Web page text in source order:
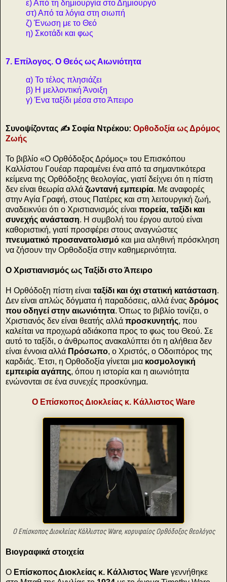
ε) Από τη δημιουργία στο Δημιουργό
στ) Από τα λόγια στη σιωπή
ζ) Ένωση με το Θεό
η) Σκοτάδι και φως
7. Επίλογος. Ο Θεός ως Αιωνιότητα
α) Το τέλος πλησιάζει
β) Η μελλοντική Άνοιξη
γ) Ένα ταξίδι μέσα στο Άπειρο
Συνοψίζοντας ✍️ Σοφία Ντρέκου: Ορθοδοξία ως Δρόμος
Ζωής
Το βιβλίο «Ο Ορθόδοξος Δρόμος» του Επισκόπου
Καλλίστου Γουέαρ παραμένει ένα από τα σημαντικότερα
κείμενα της Ορθόδοξης θεολογίας, γιατί δείχνει ότι η πίστη
δεν είναι θεωρία αλλά ζωντανή εμπειρία. Με αναφορές
στην Αγία Γραφή, στους Πατέρες και στη λειτουργική ζωή,
αναδεικνύει ότι ο Χριστιανισμός είναι πορεία, ταξίδι και
συνεχής ανάσταση. Η συμβολή του έργου αυτού είναι
καθοριστική, γιατί προσφέρει στους αναγνώστες
πνευματικό προσανατολισμό και μια αληθινή πρόσκληση
να ζήσουν την Ορθοδοξία στην καθημερινότητα.
Ο Χριστιανισμός ως Ταξίδι στο Άπειρο
Η Ορθόδοξη πίστη είναι ταξίδι και όχι στατική κατάσταση.
Δεν είναι απλώς δόγματα ή παραδόσεις, αλλά ένας δρόμος
που οδηγεί στην αιωνιότητα. Όπως το βιβλίο τονίζει, ο
Χριστιανός δεν είναι θεατής αλλά προσκυνητής, που
καλείται να προχωρά αδιάκοπα προς το φως του Θεού. Σε
αυτό το ταξίδι, ο άνθρωπος ανακαλύπτει ότι η αλήθεια δεν
είναι έννοια αλλά Πρόσωπο, ο Χριστός, ο Οδοιπόρος της
καρδιάς. Έτσι, η Ορθοδοξία γίνεται μια κοσμολογική
εμπειρία αγάπης, όπου η ιστορία και η αιωνιότητα
ενώνονται σε ένα συνεχές προσκύνημα.
Ο Επίσκοπος Διοκλείας κ. Κάλλιστος Ware
Ο Επίσκοπος Διοκλείας Κάλλιστος Ware, κορυφαίος Ορθόδοξος θεολόγος
Βιογραφικά στοιχεία
Ο Επίσκοπος Διοκλείας κ. Κάλλιστος Ware γεννήθηκε